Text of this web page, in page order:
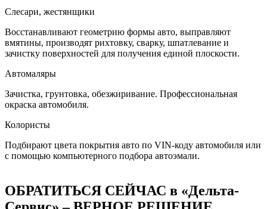
Слесари, жестянщики
Восстанавливают геометрию формы авто, выправляют
вмятины, производят рихтовку, сварку, шпатлевание и
зачистку поверхностей для получения единой плоскости.
Автомаляры
Зачистка, грунтовка, обезжиривание. Профессиональная
окраска автомобиля.
Колористы
Подбирают цвета покрытия авто по VIN-коду автомобиля или
с помощью компьютерного подбора автоэмали.
ОБРАТИТЬСЯ СЕЙЧАС в «Дельта-